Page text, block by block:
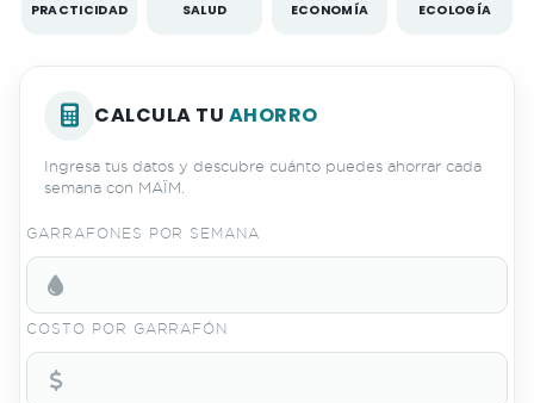
PRACTICIDAD SALUD ECONOMÍA ECOLOGÍA
CALCULA TU AHORRO
Ingresa tus datos y descubre cuánto puedes ahorrar cada
semana con MAÏM.
GARRAFONES POR SEMANA
COSTO POR GARRAFÓN